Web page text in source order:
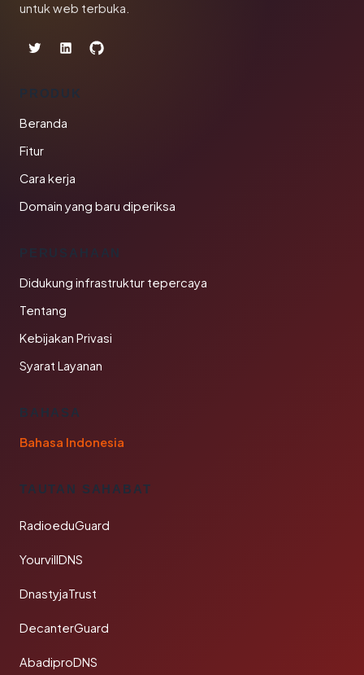
untuk web terbuka.
PRODUK
Beranda
Fitur
Cara kerja
Domain yang baru diperiksa
PERUSAHAAN
Didukung infrastruktur tepercaya
Tentang
Kebijakan Privasi
Syarat Layanan
BAHASA
Bahasa Indonesia
TAUTAN SAHABAT
RadioeduGuard
YourvillDNS
DnastyjaTrust
DecanterGuard
AbadiproDNS